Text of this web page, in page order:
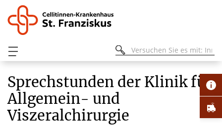
Sprechstunden der Klinik für
Allgemein- und
Viszeralchirurgie